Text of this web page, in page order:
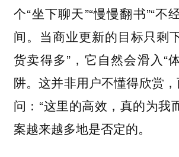
个“坐下聊天”“慢慢翻书”“不
间。当商业更新的目标只剩
货卖得多”，它自然会滑入“
阱。这并非用户不懂得欣赏
问：“这里的高效，真的为我
案越来越多地是否定的。